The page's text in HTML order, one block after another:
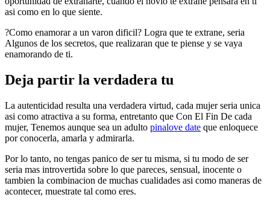
asi­ como en lo que siente.
?Como enamorar a un varon dificil? Logra que te extrane, seri­a
Algunos de los secretos, que realizaran que te piense y se vaya
enamorando de ti.
Deja partir la verdadera tu
La autenticidad resulta una verdadera virtud, cada mujer seri­a unica
asi­ como atractiva a su forma, entretanto que Con El Fin De cada
mujer, Tenemos aunque sea un adulto pinalove date que enloquece
por conocerla, amarla y admirarla.
Por lo tanto, no tengas panico de ser tu misma, si tu modo de ser
seri­a mas introvertida sobre lo que pareces, sensual, inocente o
tambien la combinacion de muchas cualidades asi­ como maneras de
acontecer, muestrate tal como eres.